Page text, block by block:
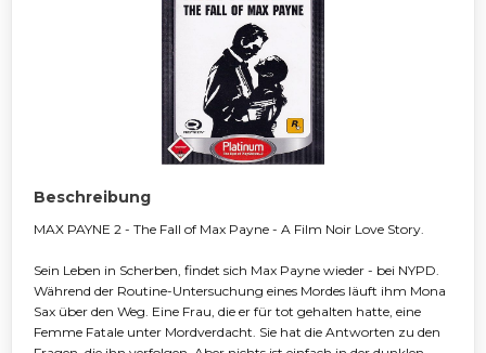
Beschreibung
MAX PAYNE 2 - The Fall of Max Payne - A Film Noir Love Story.
Sein Leben in Scherben, findet sich Max Payne wieder - bei NYPD.
Während der Routine-Untersuchung eines Mordes läuft ihm Mona
Sax über den Weg. Eine Frau, die er für tot gehalten hatte, eine
Femme Fatale unter Mordverdacht. Sie hat die Antworten zu den